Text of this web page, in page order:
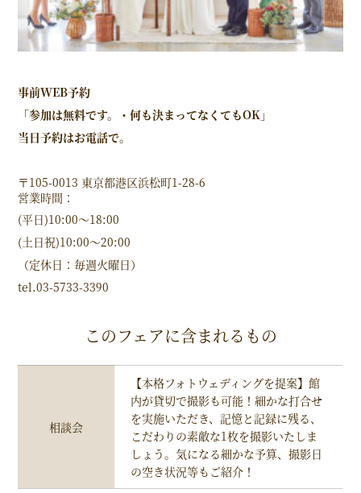
事前WEB予約
「参加は無料です。・何も決まってなくてもOK」
当日予約はお電話で。
〒105-0013 東京都港区浜松町1-28-6
営業時間：
(平日)10:00～18:00
(土日祝)10:00〜20:00
（定休日：毎週火曜日）
tel.03-5733-3390
このフェアに含まれるもの
相談会
【本格フォトウェディングを提案】館
内が貸切で撮影も可能！細かな打合せ
を実施いただき、記憶と記録に残る、
こだわりの素敵な1枚を撮影いたしま
しょう。気になる細かな予算、撮影日
の空き状況等もご紹介！